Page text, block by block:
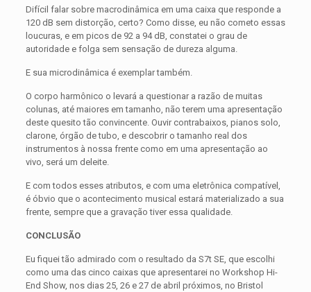
Difícil falar sobre macrodinâmica em uma caixa que responde a
120 dB sem distorção, certo? Como disse, eu não cometo essas
loucuras, e em picos de 92 a 94 dB, constatei o grau de
autoridade e folga sem sensação de dureza alguma.
E sua microdinâmica é exemplar também.
O corpo harmônico o levará a questionar a razão de muitas
colunas, até maiores em tamanho, não terem uma apresentação
deste quesito tão convincente. Ouvir contrabaixos, pianos solo,
clarone, órgão de tubo, e descobrir o tamanho real dos
instrumentos à nossa frente como em uma apresentação ao
vivo, será um deleite.
E com todos esses atributos, e com uma eletrônica compatível,
é óbvio que o acontecimento musical estará materializado a sua
frente, sempre que a gravação tiver essa qualidade.
CONCLUSÃO
Eu fiquei tão admirado com o resultado da S7t SE, que escolhi
como uma das cinco caixas que apresentarei no Workshop Hi-
End Show, nos dias 25, 26 e 27 de abril próximos, no Bristol